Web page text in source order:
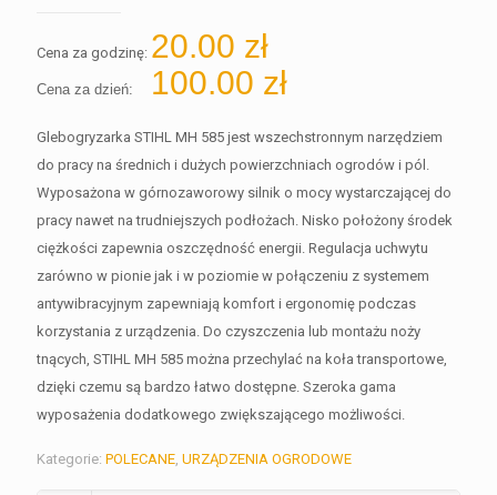
Cena za godzinę: 20.00 zł
Cena za dzień: 100.00 zł
Glebogryzarka STIHL MH 585 jest wszechstronnym narzędziem
do pracy na średnich i dużych powierzchniach ogrodów i pól.
Wyposażona w górnozaworowy silnik o mocy wystarczającej do
pracy nawet na trudniejszych podłożach. Nisko położony środek
ciężkości zapewnia oszczędność energii. Regulacja uchwytu
zarówno w pionie jak i w poziomie w połączeniu z systemem
antywibracyjnym zapewniają komfort i ergonomię podczas
korzystania z urządzenia. Do czyszczenia lub montażu noży
tnących, STIHL MH 585 można przechylać na koła transportowe,
dzięki czemu są bardzo łatwo dostępne. Szeroka gama
wyposażenia dodatkowego zwiększającego możliwości.
Kategorie: POLECANE, URZĄDZENIA OGRODOWE